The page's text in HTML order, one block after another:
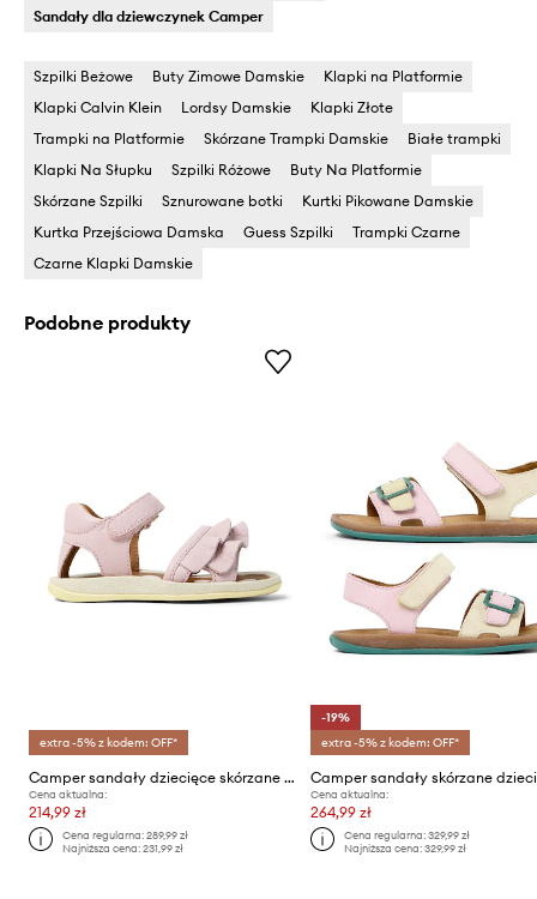
Sandały dla dziewczynek Camper
Szpilki Beżowe Buty Zimowe Damskie
Klapki na Platformie
Klapki Calvin Klein
Lordsy Damskie
Klapki Złote
Trampki na Platformie
Skórzane Trampki Damskie
Białe trampki
Klapki Na Słupku
Szpilki Różowe
Buty Na Platformie
Skórzane Szpilki
Sznurowane botki
Kurtki Pikowane Damskie
Kurtka Przejściowa Damska
Guess Szpilki
Trampki Czarne
Czarne Klapki Damskie
Podobne produkty
extra -5% z kodem: OFF*
Camper sandały dziecięce skórzane TWS FW
Cena aktualna:
214,99 zł
Cena regularna:289,99 zł
Najniższa cena:231,99 zł
-19%
extra -5% z kodem: OFF*
Cena aktualna:
264,99 zł
Cena regularna: 329,99 zł
Najniższa cena: 329,99 zł